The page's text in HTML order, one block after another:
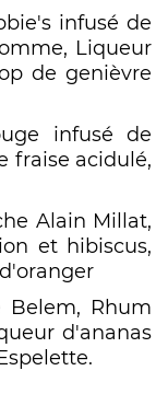
infusé de
Liqueur
de genièvre
infusé de
fraise acidulé,
Alain Millat,
et hibiscus,
Belem, Rhum
d'ananas